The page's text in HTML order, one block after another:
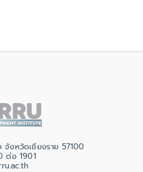
งหวัดเชียงราย 57100
ต่อ 1901